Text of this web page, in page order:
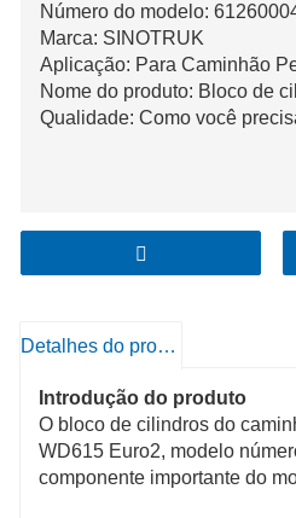
Número do modelo:
Marca: SINOTRUK
Aplicação: Para Caminhão
Nome do produto: Bloco de
Qualidade: Como você
Detalhes do produto
Introdução do produto
O bloco de cilindros do
WD615 Euro2, modelo
componente importante do